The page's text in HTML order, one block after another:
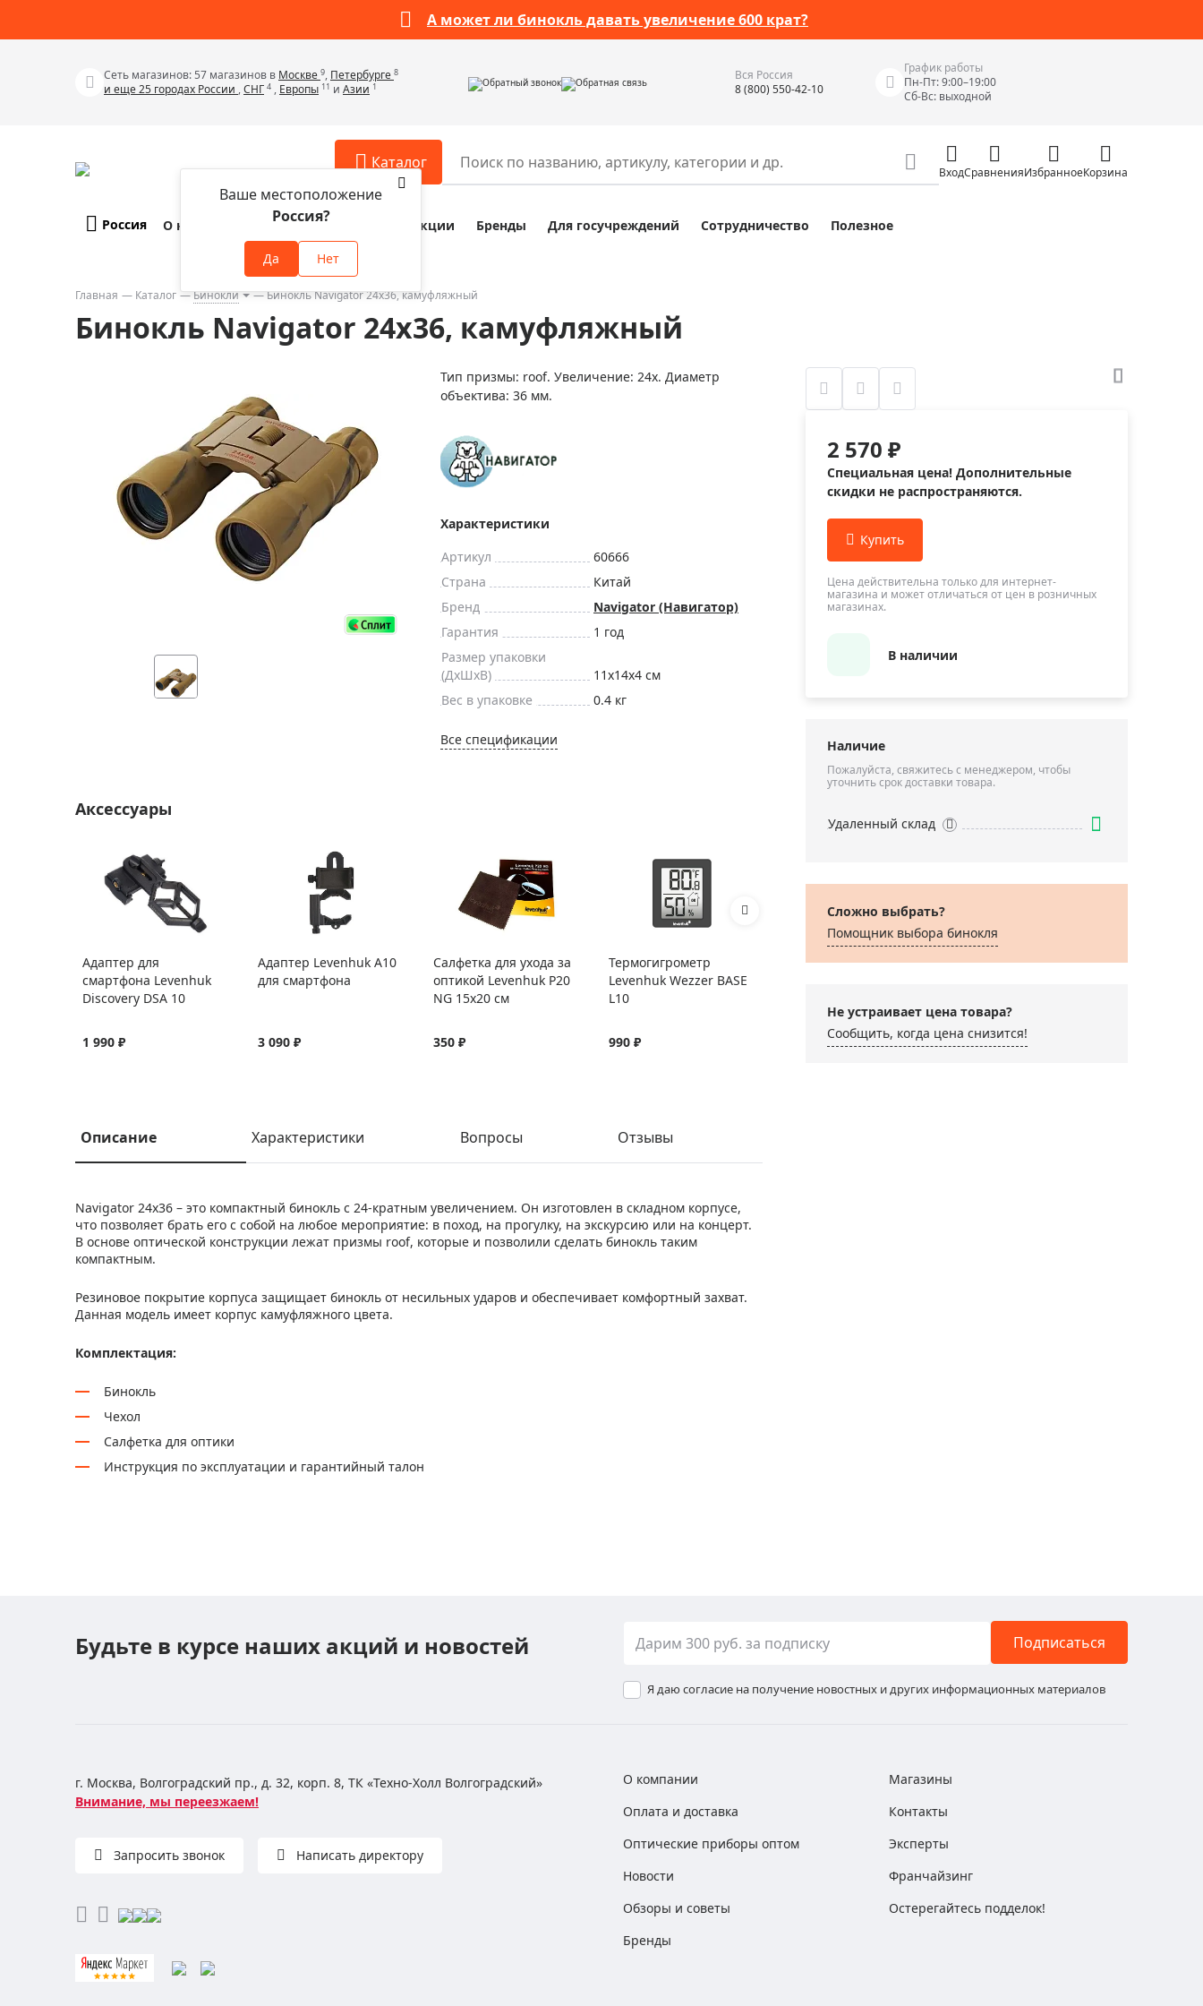
А может ли бинокль давать увеличение 600 крат?
Сеть магазинов: 57 магазинов в Москве 9, Петербурге 8
и еще 25 городах России ,СНГ 4 , Европы 11 и Азии 1 Обратный звонок Обратная связь
Вся Россия
8 (800) 550-42-10
График работы
Пн-Пт: 9:00–19:00
Сб-Вс: выходной
Каталог
Телескопы
Бинокли
Зрительные трубы
Приборы ночного видения
Тепловизоры
Прицелы
Фотогаджеты
Метеостанции, барометры, часы
Астропланетарии
Подарки
Аксессуары для микроскопов
Аксессуары для зрительных труб
Аксессуары для луп
Аксессуары для приборов ночного
видения
Распродажа
Распродажа оптики по специальным
Распродажа выставочных образцов
Разное
Наборы исследователя Bresser Junior
Глобусы
Фонари
Элементы питания, карты памяти
Экшн-камеры
Фотооборудование
Измерительные инструменты
Приборы неразрушающего контроля
Приборы теплового контроля
Детекторы проводки
Влагомеры (датчики влажности)
Лазерные дальномеры
Измерители параметров окружающей
среды
Термометры кулинарные (термощупы)
Видеоэндоскопы
Теодолиты
Прочее
ВходСравненияИзбранноеКорзина
Россия
Ваше местоположение
Россия?
Да Нет
О компании Оплата и доставка Акции Бренды Для госучреждений Сотрудничество Полезное
Главная Каталог Бинокли Бинокль Navigator 24х36, камуфляжный
Бинокль Navigator 24х36, камуфляжный
Тип призмы: roof. Увеличение: 24х. Диаметр
объектива: 36 мм.
Характеристики
Артикул
60666
Страна
Китай
Бренд
Navigator (Навигатор)
Гарантия
1 год
Размер упаковки
(ДxШxВ)
11x14x4 см
Вес в упаковке
0.4 кг
Все спецификации
Аксессуары
Адаптер для
смартфона Levenhuk
Discovery DSA 10
1 990 ₽
Адаптер Levenhuk A10
для смартфона
3 090 ₽
Салфетка для ухода за
оптикой Levenhuk P20
NG 15x20 см
350 ₽
Термогигрометр
Levenhuk Wezzer BASE
L10
990 ₽
Термогигрометр
Описание Характеристики Вопросы Отзывы
Navigator 24х36 – это компактный бинокль с 24-кратным увеличением. Он изготовлен в складном корпусе,
что позволяет брать его с собой на любое мероприятие: в поход, на прогулку, на экскурсию или на концерт.
В основе оптической конструкции лежат призмы roof, которые и позволили сделать бинокль таким
компактным.
Резиновое покрытие корпуса защищает бинокль от несильных ударов и обеспечивает комфортный захват.
Данная модель имеет корпус камуфляжного цвета.
Комплектация:
Бинокль
Чехол
Салфетка для оптики
Инструкция по эксплуатации и гарантийный талон
2 570 ₽
Специальная цена! Дополнительные
скидки не распространяются.
Цена действительна только для интернет-
магазина и может отличаться от цен в розничных
магазинах.
В наличии
Наличие
Пожалуйста, свяжитесь с менеджером, чтобы
уточнить срок доставки товара.
Удаленный склад
Сложно выбрать?
Помощник выбора бинокля
Не устраивает цена товара?
Сообщить, когда цена снизится!
Будьте в курсе наших акций и новостей Подписаться
Я даю согласие на получение новостных и других информационных материалов
г. Москва, Волгоградский пр., д. 32, корп. 8, ТК «Техно-Холл Волгоградский»
Внимание, мы переезжаем!
Запросить звонок Написать директору
О компании
Оплата и доставка
Оптические приборы оптом
Новости
Обзоры и советы
Бренды
Магазины
Контакты
Эксперты
Франчайзинг
Остерегайтесь подделок!